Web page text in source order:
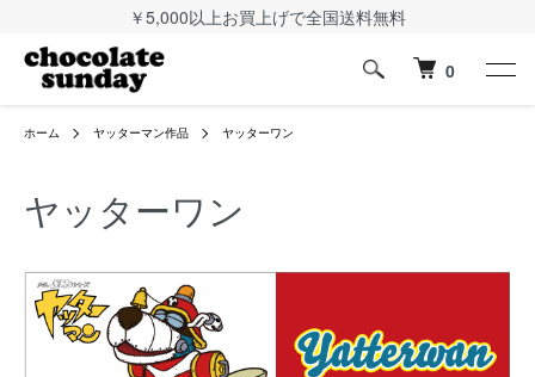
￥5,000以上お買上げで全国送料無料
0
ホーム ヤッターマン作品 ヤッターワン
ヤッターワン